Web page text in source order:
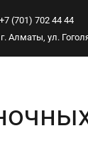
+7 (701) 702 44 44
г. Алматы, ул.